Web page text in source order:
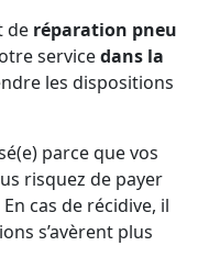
de réparation pneu
servicedans la
les dispositions
parce que vos
risquez de payer
cas de récidive, il
s’avèrent plus